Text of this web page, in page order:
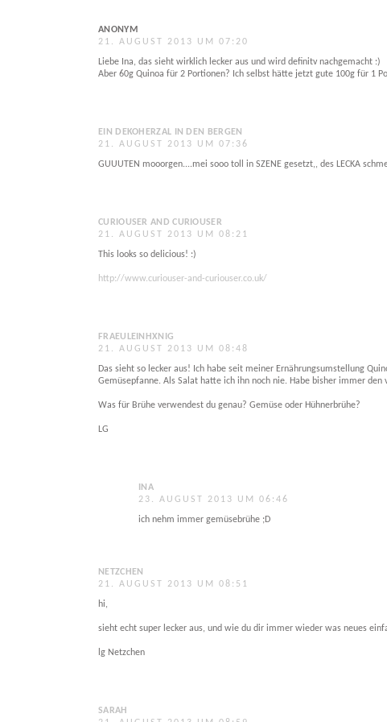
ANONYM
21. AUGUST 2013 UM 07:20
Liebe Ina, das sieht wirklich lecker aus und wird definitv nachgemacht :)
Aber 60g Quinoa für 2 Portionen? Ich selbst hätte jetzt gute 100g für 1
EIN DEKOHERZAL IN DEN BERGEN
21. AUGUST 2013 UM 07:36
GUUUTEN mooorgen....mei sooo toll in SZENE gesetzt,, des LECKA
CURIOUSER AND CURIOUSER
21. AUGUST 2013 UM 08:21
This looks so delicious! :)
http://www.curiouser-and-curiouser.co.uk/
FRAEULEINHXNIG
21. AUGUST 2013 UM 08:48
Das sieht so lecker aus! Ich habe seit meiner Ernährungsumstellung
Gemüsepfanne. Als Salat hatte ich ihn noch nie. Habe bisher immer
Was für Brühe verwendest du genau? Gemüse oder Hühnerbrühe?
LG
INA
23. AUGUST 2013 UM 06:46
ich nehm immer gemüsebrühe ;D
NETZCHEN
21. AUGUST 2013 UM 08:51
hi,
sieht echt super lecker aus, und wie du dir immer wieder was neues
lg Netzchen
SARAH